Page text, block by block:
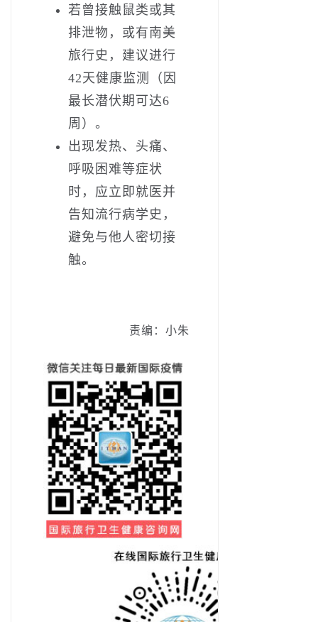
若曾接触鼠类或其
排泄物，或有南美
旅行史，建议进行‌
42天健康监测‌（因
最长潜伏期可达6
周）。
出现发热、头痛、
呼吸困难等症状
时，应立即就医并
告知流行病学史，
避免与他人密切接
触。
责编：小朱